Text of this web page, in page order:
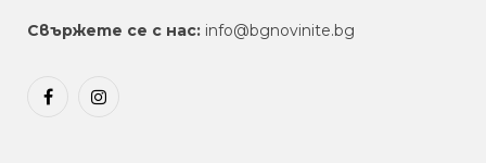
Свържете се с нас: info@bgnovinite.bg
FacebookInstagram